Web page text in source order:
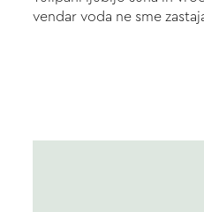
vendar voda ne sme